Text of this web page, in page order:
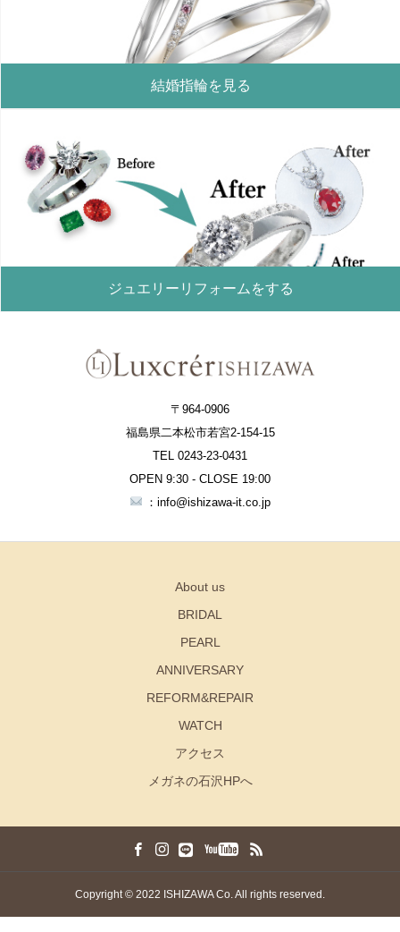
結婚指輪を見る
ジュエリーリフォームをする
〒964-0906
福島県二本松市若宮2-154-15
TEL 0243-23-0431
OPEN 9:30 - CLOSE 19:00
：info@ishizawa-it.co.jp
About us
BRIDAL
PEARL
ANNIVERSARY
REFORM&REPAIR
WATCH
アクセス
メガネの石沢HPへ
Copyright © 2022 ISHIZAWA Co. All rights reserved.